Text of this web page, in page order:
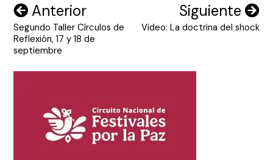
Navegación
de
entradas
Anterior
Segundo Taller Círculos de
Reflexión, 17 y 18 de
septiembre
Siguiente
Video: La doctrina del shock